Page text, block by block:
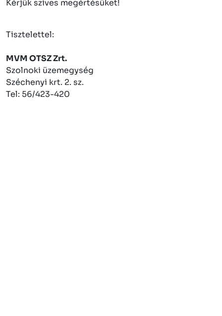
Kérjük szíves megértésüket!
Tisztelettel:
MVM OTSZ Zrt.
Szolnoki üzemegység
Széchenyi krt. 2. sz.
Tel: 56/423-420